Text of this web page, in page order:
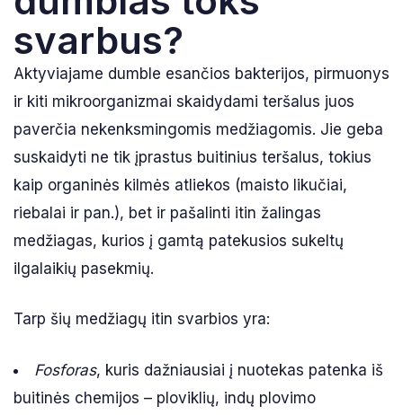
svarbus?
Aktyviajame dumble esančios bakterijos, pirmuonys
ir kiti mikroorganizmai skaidydami teršalus juos
paverčia nekenksmingomis medžiagomis. Jie geba
suskaidyti ne tik įprastus buitinius teršalus, tokius
kaip organinės kilmės atliekos (maisto likučiai,
riebalai ir pan.), bet ir pašalinti itin žalingas
medžiagas, kurios į gamtą patekusios sukeltų
ilgalaikių pasekmių.
Tarp šių medžiagų itin svarbios yra:
Fosforas, kuris dažniausiai į nuotekas patenka iš
buitinės chemijos – ploviklių, indų plovimo